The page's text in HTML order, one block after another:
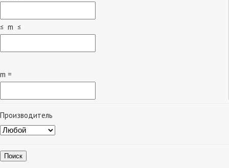
≤ m ≤
m =
Производитель
Поиск